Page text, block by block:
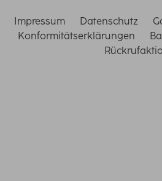
Impressum Datenschutz
Konformitätserklärungen